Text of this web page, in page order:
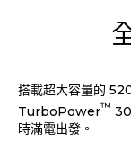
搭載超大容量的
TurboPower™
時滿電出發。